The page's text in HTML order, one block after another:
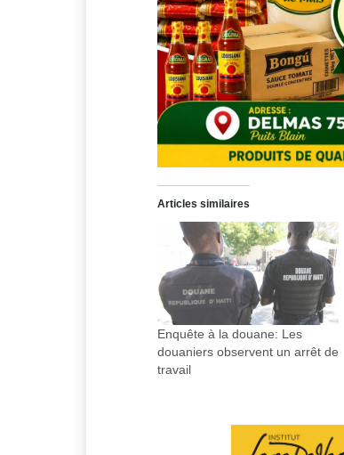
Articles similaires
Enquête à la douane: Les
douaniers observent un arrêt de
travail